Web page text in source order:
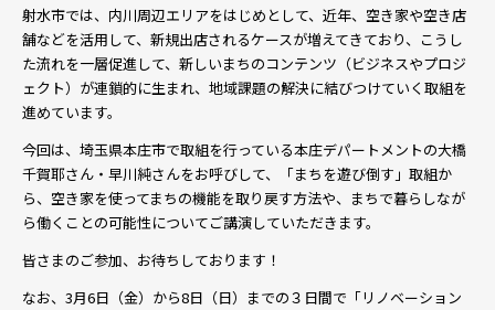
射水市では、内川周辺エリアをはじめとして、近年、空き家や空き店
舗などを活用して、新規出店されるケースが増えてきており、こうし
た流れを一層促進して、新しいまちのコンテンツ（ビジネスやプロジ
ェクト）が連鎖的に生まれ、地域課題の解決に結びつけていく取組を
進めています。
今回は、埼玉県本庄市で取組を行っている本庄デパートメントの大橋
千賀耶さん・早川純さんをお呼びして、「まちを遊び倒す」取組か
ら、空き家を使ってまちの機能を取り戻す方法や、まちで暮らしなが
ら働くことの可能性についてご講演していただきます。
皆さまのご参加、お待ちしております！
なお、3月6日（金）から8日（日）までの３日間で「リノベーション